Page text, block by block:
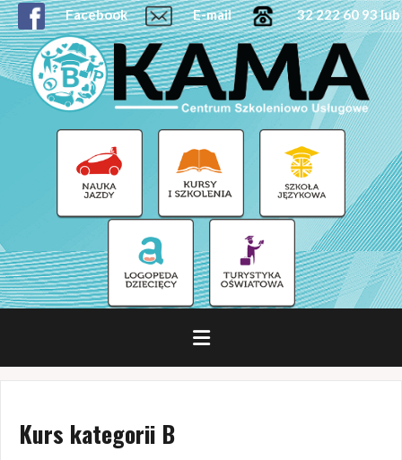
Facebook E-mail 32 222 60 93
Kurs kategorii B